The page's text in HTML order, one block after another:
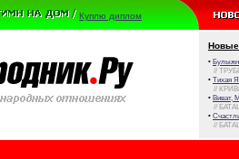
Куплю диплом
Новые
•
//
• Тихая
//
• Виват,
//
•
//